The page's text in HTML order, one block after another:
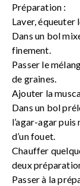
Préparation :
Laver, équeuter
Dans un bol
finement.
Passer le
de graines.
Ajouter la
Dans un bol
l’agar-agar puis
d’un fouet.
Chauffer
deux
Passer à la